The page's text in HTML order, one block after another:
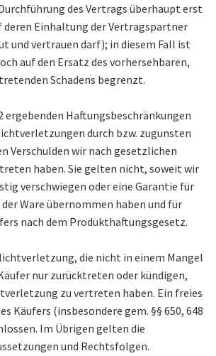
des Vertrags überhaupt erst
Einhaltung der Vertragspartner
und vertrauen darf); in diesem Fall ist
auf den Ersatz des vorhersehbaren,
Schadens begrenzt.
ergebenden Haftungsbeschränkungen
durch bzw. zugunsten
Verschulden wir nach gesetzlichen
haben. Sie gelten nicht, soweit wir
verschwiegen oder eine Garantie für
Ware übernommen haben und für
nach dem Produkthaftungsgesetz.
die nicht in einem Mangel
nur zurücktreten oder kündigen,
zu vertreten haben. Ein freies
Käufers (insbesondere gem. §§ 650, 648
Im Übrigen gelten die
und Rechtsfolgen.